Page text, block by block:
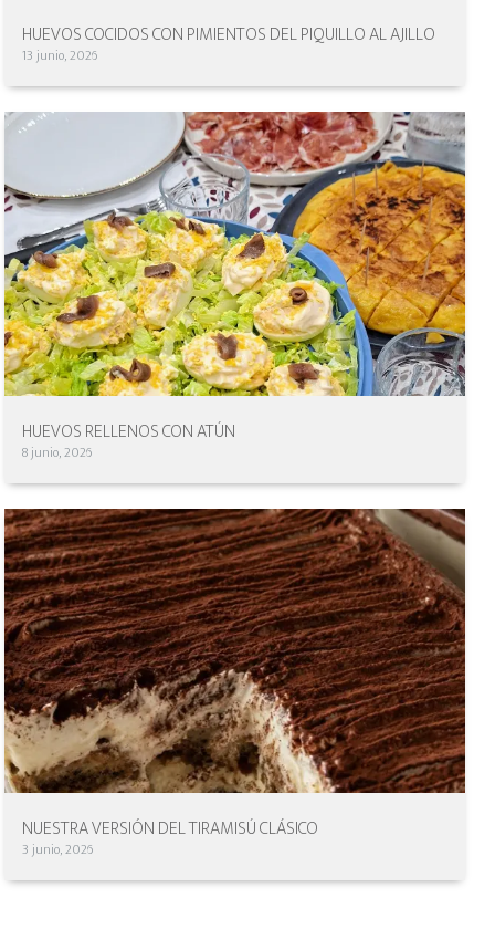
HUEVOS COCIDOS CON PIMIENTOS DEL PIQUILLO AL AJILLO
13 junio, 2026
HUEVOS RELLENOS CON ATÚN
8 junio, 2026
NUESTRA VERSIÓN DEL TIRAMISÚ CLÁSICO
3 junio, 2026